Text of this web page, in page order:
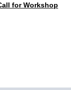
for Workshop